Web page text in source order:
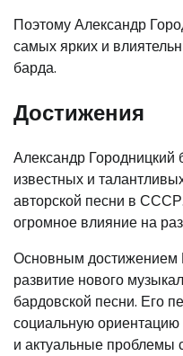
Поэтому Александр
самых ярких и
барда.
Достижения
Александр
известных и
авторской песни в
огромное влияние на
Основным достижением
развитие нового
бардовской песни. Его
социальную ориентацию
и актуальные проблемы